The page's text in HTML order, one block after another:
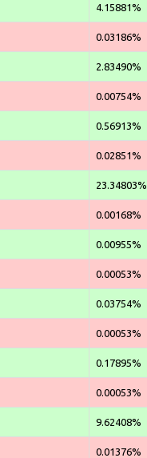
4.15881%
0.03186%
2.83490%
0.00754%
0.56913%
0.02851%
23.34803%
0.00168%
0.00955%
0.00053%
0.03754%
0.00053%
0.17895%
0.00053%
9.62408%
0.01376%